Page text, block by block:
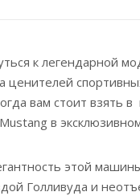
к легендарной
ценителей
вам стоит взять в
в
этой
Голливуда и